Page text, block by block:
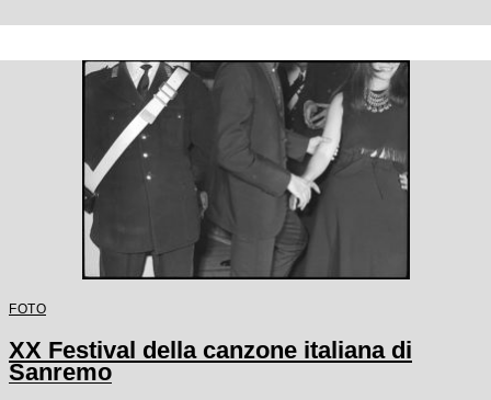
FOTO
XX Festival della canzone italiana di
Sanremo